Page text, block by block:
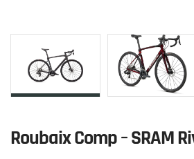
Roubaix Comp – SRAM